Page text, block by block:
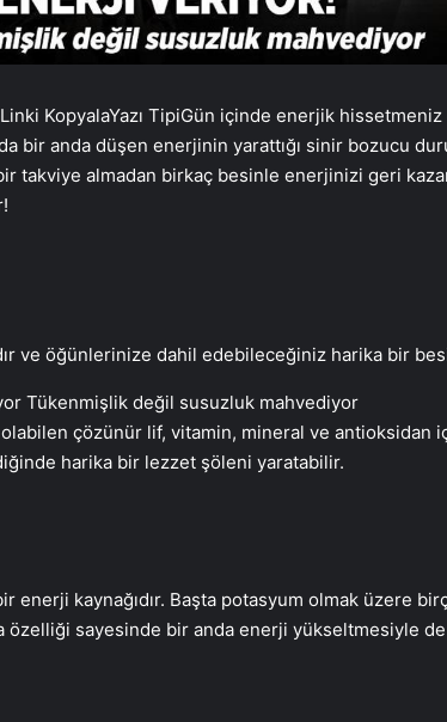
Linki KopyalaYazı TipiGün içinde enerjik
bir anda düşen enerjinin yarattığı sinir bozucu
takviye almadan birkaç besinle enerjinizi geri
ve öğünlerinize dahil edebileceğiniz harika bir
çözünür lif, vitamin, mineral ve antioksidan
harika bir lezzet şöleni yaratabilir.
enerji kaynağıdır. Başta potasyum olmak üzere
özelliği sayesinde bir anda enerji yükseltmesiyle